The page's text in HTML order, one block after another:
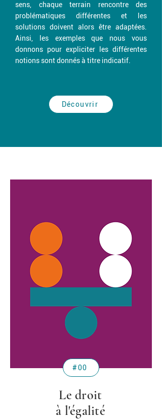
sens, chaque terrain rencontre des
problématiques différentes et les
solutions doivent alors être adaptées.
Ainsi, les exemples que nous vous
donnons pour expliciter les différentes
notions sont donnés à titre indicatif.
Découvrir
#00
Le droit
à l'égalité